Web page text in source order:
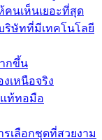
คนเห็นเยอะที่สุด
ริษัทที่มีเทคโนโลยี
กขึ้น
เหนือจริง
ท้ทอมือ
รเลือกชุดที่สวยงาม